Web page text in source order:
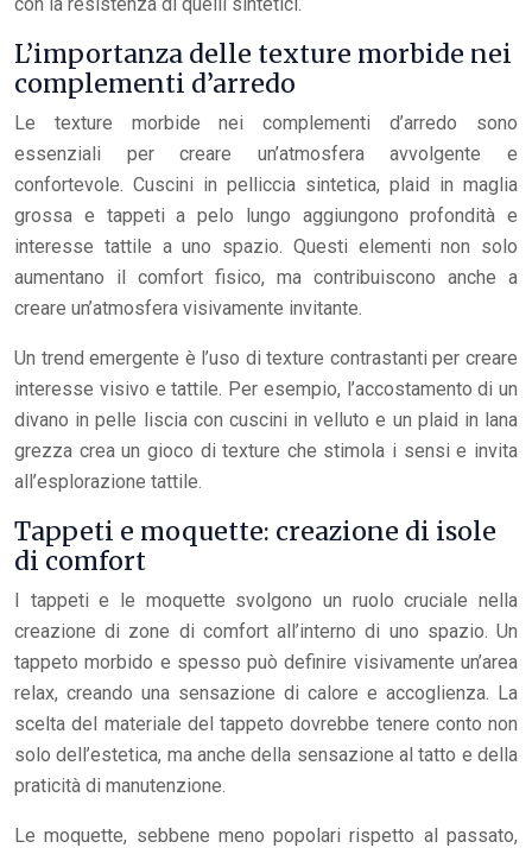
L’importanza delle texture morbide nei
complementi d’arredo
Le texture morbide nei complementi d’arredo sono
essenziali per creare un’atmosfera avvolgente e
confortevole. Cuscini in pelliccia sintetica, plaid in maglia
grossa e tappeti a pelo lungo aggiungono profondità e
interesse tattile a uno spazio. Questi elementi non solo
aumentano il comfort fisico, ma contribuiscono anche a
creare un’atmosfera visivamente invitante.
Un trend emergente è l’uso di texture contrastanti per creare
interesse visivo e tattile. Per esempio, l’accostamento di un
divano in pelle liscia con cuscini in velluto e un plaid in lana
grezza crea un gioco di texture che stimola i sensi e invita
all’esplorazione tattile.
Tappeti e moquette: creazione di isole
di comfort
I tappeti e le moquette svolgono un ruolo cruciale nella
creazione di zone di comfort all’interno di uno spazio. Un
tappeto morbido e spesso può definire visivamente un’area
relax, creando una sensazione di calore e accoglienza. La
scelta del materiale del tappeto dovrebbe tenere conto non
solo dell’estetica, ma anche della sensazione al tatto e della
praticità di manutenzione.
Le moquette, sebbene meno popolari rispetto al passato,